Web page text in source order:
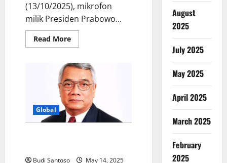
(13/10/2025), mikrofon
milik Presiden Prabowo...
Read MoreRead
more
Bocor
di
KTT
Gaza:
Prabowo
Terungkap
Minta
Bertemu
Eric
Global
Budi Santoso May 14, 2025
August
2025
July 2025
May 2025
April 2025
March 2025
February
2025